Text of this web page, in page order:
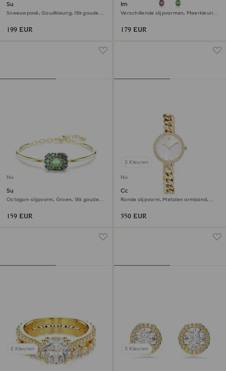
Sublima armband
Sneeuwpavé, Goudkleurig, ‎18k gouden
199 EUR
Imber Oorhangers
Verschillende slijpvormen, Meerkleurig,
179 EUR
Nieuw
Sublima armband
Octagon-slijpvorm, Groen, ‎18k gouden
159 EUR
3 Kleuren
Nieuw
Cocktail round horloge
Ronde slijpvorm, Metalen armband,
350 EUR
2 Kleuren 3 Kleuren